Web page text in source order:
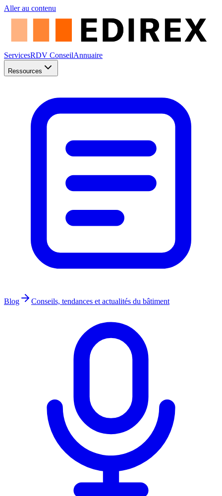
Aller au contenu
ServicesRDV ConseilAnnuaire
Ressources
Blog Conseils, tendances et actualités du bâtiment